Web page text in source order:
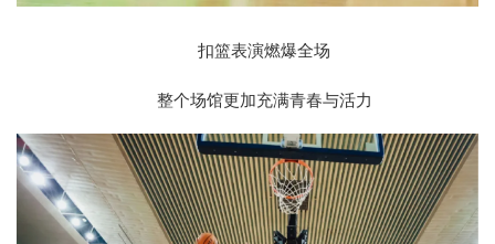
扣篮表演燃爆全场
整个场馆更加充满青春与活力